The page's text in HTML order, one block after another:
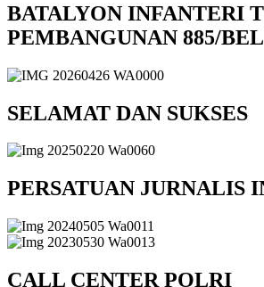
BATALYON INFANTERI
PEMBANGUNAN 885/
SELAMAT DAN SUKSES
PERSATUAN JURNALIS
CALL CENTER POLRI